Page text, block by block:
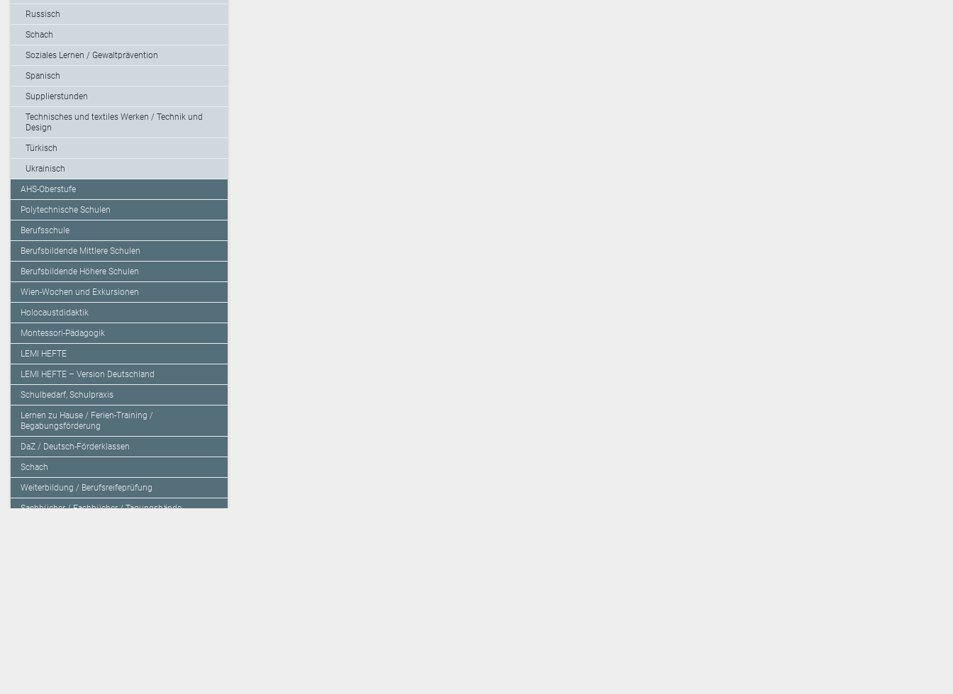
Russisch
Schach
Soziales Lernen / Gewaltprävention
Spanisch
Supplierstunden
Technisches und textiles Werken / Technik und
Design
Türkisch
Ukrainisch
AHS-Oberstufe
Polytechnische Schulen
Berufsschule
Berufsbildende Mittlere Schulen
Berufsbildende Höhere Schulen
Wien-Wochen und Exkursionen
Holocaustdidaktik
Montessori-Pädagogik
LEMI HEFTE
LEMI HEFTE – Version Deutschland
Schulbedarf, Schulpraxis
Lernen zu Hause / Ferien-Training /
Begabungsförderung
DaZ / Deutsch-Förderklassen
Schach
Weiterbildung / Berufsreifeprüfung
Sachbücher / Fachbücher / Tagungsbände